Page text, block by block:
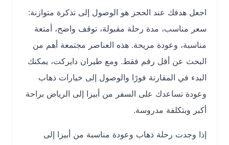
اجعل هدفك عند الحجز هو الوصول إلى تذكرة متوازنة:
سعر مناسب، مدة رحلة مقبولة، توقف واضح، أمتعة
مناسبة، وعودة مريحة. هذه العناصر مجتمعة أهم من
البحث عن أقل رقم فقط. ومع طيران دايركت، يمكنك
البدء في المقارنة فورًا والوصول إلى خيارات ذهاب
وعودة تساعدك على السفر من أبيزا إلى الرياض براحة
أكبر وبتكلفة مدروسة.
إذا وجدت رحلة ذهاب وعودة مناسبة من أبيزا إلى